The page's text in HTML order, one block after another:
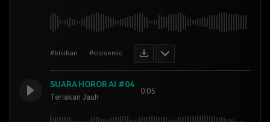
#bisikan #closemic
SUARA HOROR AI #04
Teriakan Jauh
0:05